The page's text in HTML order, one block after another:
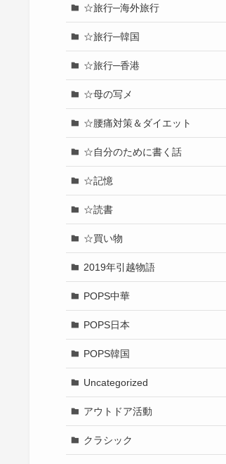
☆旅行─海外旅行
☆旅行─韓国
☆旅行─香港
☆母の写メ
☆腰痛対策＆ダイエット
☆自分のために書く話
☆記憶
☆読書
☆買い物
2019年引越物語
POPS中華
POPS日本
POPS韓国
Uncategorized
アウトドア活動
クラシック